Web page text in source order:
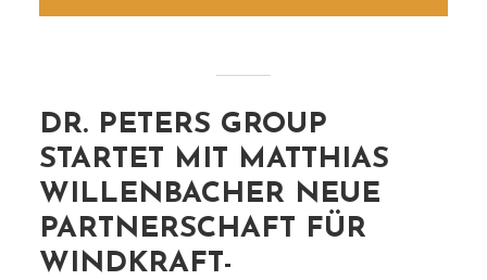
DR. PETERS GROUP
STARTET MIT MATTHIAS
WILLENBACHER NEUE
PARTNERSCHAFT FÜR
WINDKRAFT-